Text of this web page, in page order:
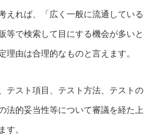
えれば、「広く一般に流通している
等で検索して目にする機会が多いと
理由は合理的なものと言えます。
テスト項目、テスト方法、テストの
法的妥当性等について審議を経た上
す。